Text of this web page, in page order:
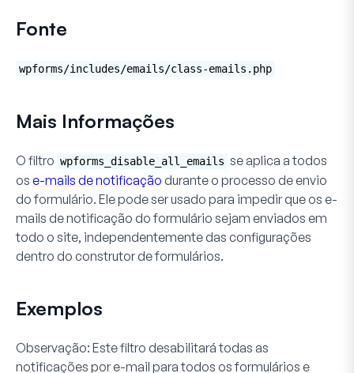
Fonte
wpforms/includes/emails/class-emails.php
Mais Informações
O filtro wpforms_disable_all_emails se aplica a todos
os e-mails de notificação durante o processo de envio
do formulário. Ele pode ser usado para impedir que os e-
mails de notificação do formulário sejam enviados em
todo o site, independentemente das configurações
dentro do construtor de formulários.
Exemplos
Observação: Este filtro desabilitarátodas as
notificações por e-mail paratodos os formulários e